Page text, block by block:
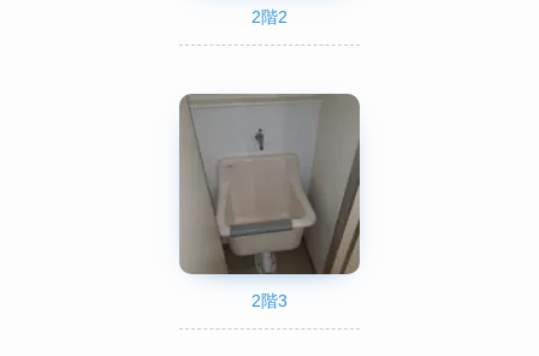
2階2
2階3